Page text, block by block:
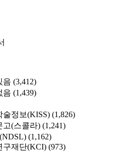
음 (3,412)
음 (1,439)
술정보(KISS) (1,826)
고(스콜라) (1,241)
(1,162)
구재단(KCI) (973)